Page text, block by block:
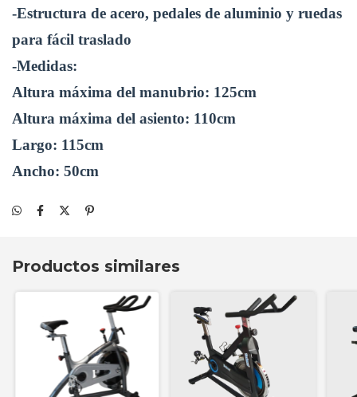
-Estructura de acero, pedales de aluminio y ruedas
para fácil traslado
-Medidas:
Altura máxima del manubrio: 125cm
Altura máxima del asiento: 110cm
Largo: 115cm
Ancho: 50cm
Productos similares